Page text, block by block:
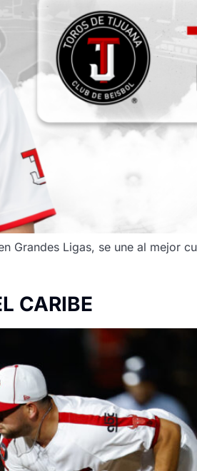
Grandes Ligas, se une al mejor
CARIBE